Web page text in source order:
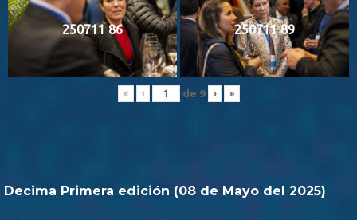
250711 86 250711 89
« ‹ de 9 › »
Decima Primera edición (08 de Mayo del 2025)